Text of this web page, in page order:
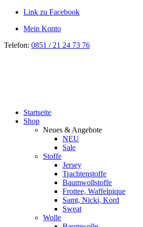
Link zu Facebook
Mein Konto
Telefon: 0851 / 21 24 73 76
Startseite
Shop
Neues & Angebote
NEU
Sale
Stoffe
Jersey
Trachtenstoffe
Baumwollstoffe
Frottee, Waffelpique
Samt, Nicki, Kord
Sweat
Wolle